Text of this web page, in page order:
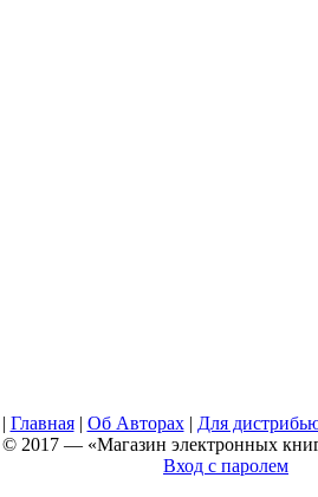
| Главная| Об Авторах| Для
© 2017 — «Магазин электронных
Вход с паролем